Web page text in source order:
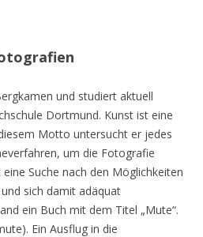
und studiert aktuell
Dortmund. Kunst ist eine
Motto untersucht er jedes
um die Fotografie
Suche nach den Möglichkeiten
sich damit adäquat
ein Buch mit dem Titel „Mute“.
Ein Ausflug in die